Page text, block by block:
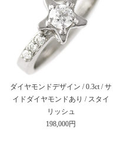
ダイヤモンドデザイン / 0.3ct / サ
イドダイヤモンドあり / スタイ
リッシュ
198,000円